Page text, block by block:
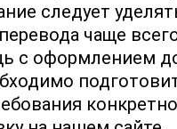
следует
чаще
с оформлением